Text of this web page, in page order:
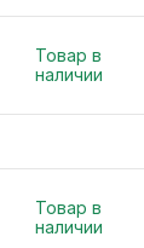
Товар в
наличии
Товар в
наличии